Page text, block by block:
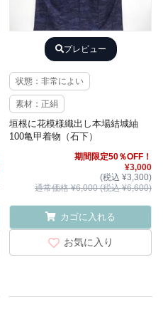
プレビュー
状態：非常によい
素材：正絹
垣根に花模様織出し本場結城紬
100亀甲着物（石下）
期間限定50％OFF！
¥3,000
(税込 ¥3,300)
通常価格 ¥6,000 (税込 ¥6,600)
カゴに入れる
お気に入り